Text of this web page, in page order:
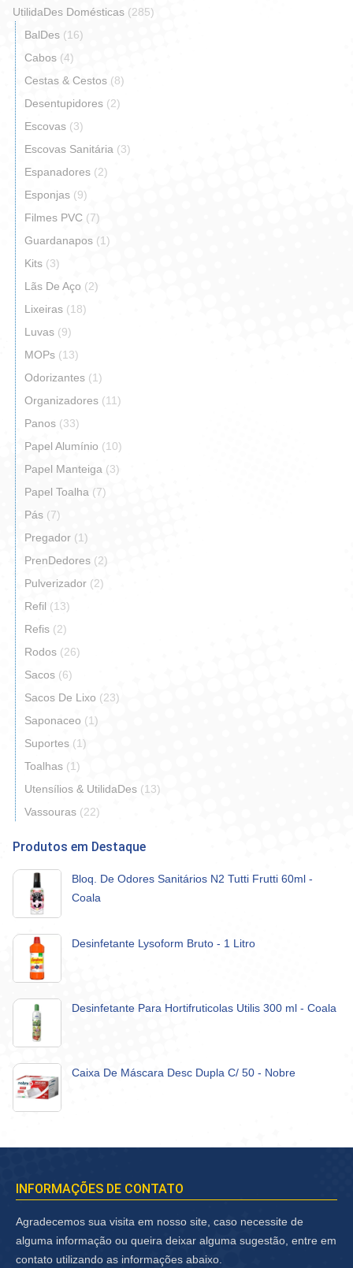
UtilidaDes Domésticas (285)
BalDes (16)
Cabos (4)
Cestas & Cestos (8)
Desentupidores (2)
Escovas (3)
Escovas Sanitária (3)
Espanadores (2)
Esponjas (9)
Filmes PVC (7)
Guardanapos (1)
Kits (3)
Lãs De Aço (2)
Lixeiras (18)
Luvas (9)
MOPs (13)
Odorizantes (1)
Organizadores (11)
Panos (33)
Papel Alumínio (10)
Papel Manteiga (3)
Papel Toalha (7)
Pás (7)
Pregador (1)
PrenDedores (2)
Pulverizador (2)
Refil (13)
Refis (2)
Rodos (26)
Sacos (6)
Sacos De Lixo (23)
Saponaceo (1)
Suportes (1)
Toalhas (1)
Utensílios & UtilidaDes (13)
Vassouras (22)
Produtos em Destaque
Bloq. De Odores Sanitários N2 Tutti Frutti 60ml -
Coala
Desinfetante Lysoform Bruto - 1 Litro
Desinfetante Para Hortifruticolas Utilis 300 ml - Coala
Caixa De Máscara Desc Dupla C/ 50 - Nobre
INFORMAÇÕES DE CONTATO
Agradecemos sua visita em nosso site, caso necessite de
alguma informação ou queira deixar alguma sugestão, entre em
contato utilizando as informações abaixo.